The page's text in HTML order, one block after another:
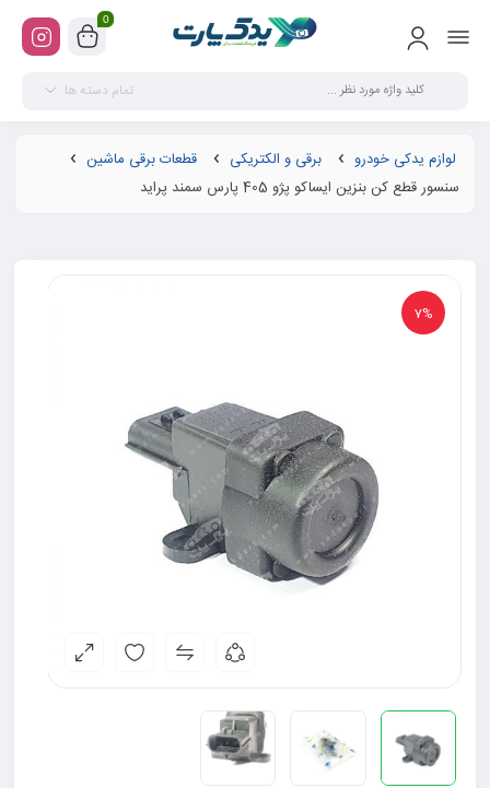
0
تمام دسته ها
لوازم یدکی خودرو برقی و الکتریکی
قطعات برقی ماشین
سنسور قطع کن بنزین ایساکو پژو 405 پارس سمند پراید
7%